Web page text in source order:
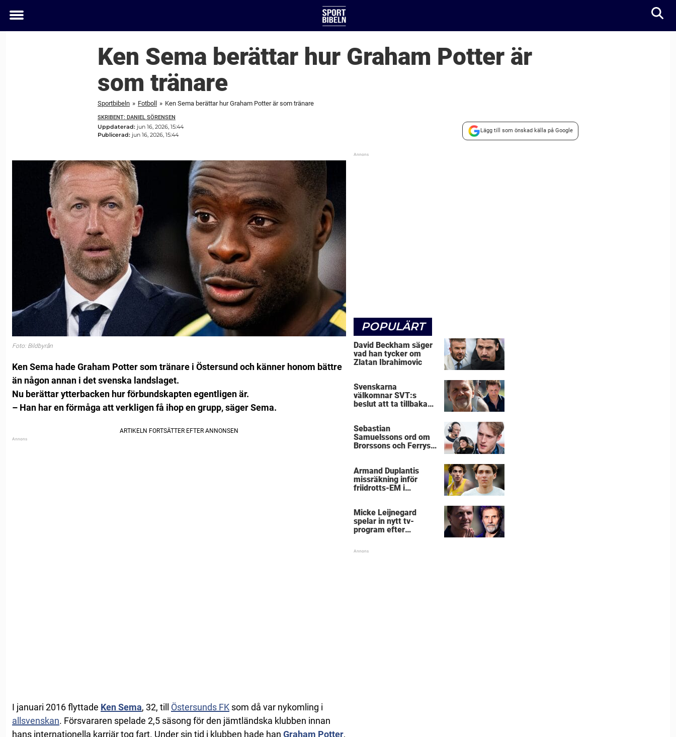
Toggle
Ken Sema berättar hur Graham Potter är
som tränare
Sportbibeln » Fotboll » Ken Sema berättar hur Graham Potter är som tränare
SKRIBENT: DANIEL SÖRENSEN
Uppdaterad: jun 16, 2026, 15:44
Publicerad: jun 16, 2026, 15:44
Lägg till som önskad källa på Google
Foto: Bildbyrån
Ken Sema hade Graham Potter som tränare i Östersund och känner honom bättre
än någon annan i det svenska landslaget.
Nu berättar ytterbacken hur förbundskapten egentligen är.
– Han har en förmåga att verkligen få ihop en grupp, säger Sema.
I januari 2016 flyttade Ken Sema, 32, till Östersunds FK som då var nykomling i
allsvenskan. Försvararen spelade 2,5 säsong för den jämtländska klubben innan
hans internationella karriär tog fart. Under sin tid i klubben hade han Graham Potter,
POPULÄRT
David Beckham säger
vad han tycker om
Zlatan Ibrahimovic
Svenskarna
välkomnar SVT:s
beslut att ta tillbaka
Sebastian
Samuelssons ord om
Brorssons och Ferrys
Armand Duplantis
missräkning inför
friidrotts-EM i
Micke Leijnegard
spelar in nytt tv-
program efter